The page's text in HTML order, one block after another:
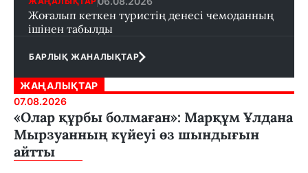
Жоғалып кеткен туристің денесі чемоданның
ішінен табылды
БАРЛЫҚ ЖАНАЛЫҚТАР
ЖАҢАЛЫҚТАР
07.08.2026
«Олар құрбы болмаған»: Марқұм Ұлдана
Мырзуанның күйеуі өз шындығын
айтты